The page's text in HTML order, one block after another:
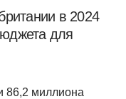
в 2024
для
86,2 миллиона